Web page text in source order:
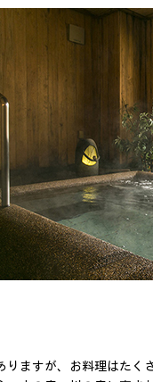
ますが、お料理はたく